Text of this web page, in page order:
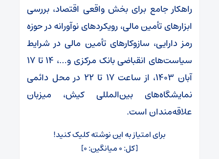
راهکار جامع برای بخش واقعی اقتصاد، بررسی
ابزارهای تأمین مالی، رویکردهای نوآورانه در حوزه
رمز دارایی، سازوکارهای تأمین مالی در شرایط
سیاست‌های انقباضی بانک مرکزی و…، ۱۴ تا ۱۷
آبان ۱۴۰۳، از ساعت ۱۷ تا ۲۲ در محل دائمی
نمایشگاه‌های بین‌المللی کیش، میزبان
علاقه‌مندان است.
برای امتیاز به این نوشته کلیک کنید!
[کل:۰میانگین:۰]